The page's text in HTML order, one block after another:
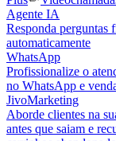
Agente IA
Responda perguntas
automaticamente
WhatsApp
Profissionalize o
no WhatsApp e
JivoMarketing
Aborde clientes na
antes que saiam e